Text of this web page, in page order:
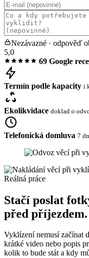
Nezávazné · odpověď
5,0
69 Google
Termín podle kapacity i
Ekolikvidace doklad o
Telefonická domluva 7
Reálná práce
Stačí poslat
před příjezdem.
Vyklízení nemusí začínat
krátké video nebo popis
kolik to bude stát a kdy